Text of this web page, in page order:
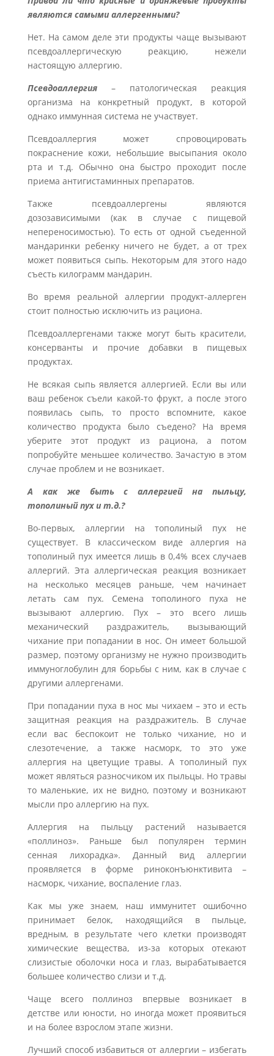
являются самыми аллергенными?
Нет. На самом деле эти продукты чаще вызывают
псевдоаллергическую реакцию, нежели
настоящую аллергию.
Псевдоаллергия– патологическая реакция
организма на конкретный продукт, в которой
однако иммунная система не участвует.
Псевдоаллергия может спровоцировать
покраснение кожи, небольшие высыпания около
рта и т.д. Обычно она быстро проходит после
приема антигистаминных препаратов.
Также псевдоаллергены являются
дозозависимыми (как в случае с пищевой
непереносимостью). То есть от одной съеденной
мандаринки ребенку ничего не будет, а от трех
может появиться сыпь. Некоторым для этого надо
съесть килограмм мандарин.
Во время реальной аллергии продукт-аллерген
стоит полностью исключить из рациона.
Псевдоаллергенами также могут быть красители,
консерванты и прочие добавки в пищевых
продуктах.
Не всякая сыпь является аллергией. Если вы или
ваш ребенок съели какой-то фрукт, а после этого
появилась сыпь, то просто вспомните, какое
количество продукта было съедено? На время
уберите этот продукт из рациона, а потом
попробуйте меньшее количество. Зачастую в этом
случае проблем и не возникает.
А как же быть с аллергией на пыльцу,
тополиный пух и т.д.?
Во-первых, аллергии на тополиный пух не
существует. В классическом виде аллергия на
тополиный пух имеется лишь в 0,4% всех случаев
аллергий. Эта аллергическая реакция возникает
на несколько месяцев раньше, чем начинает
летать сам пух. Семена тополиного пуха не
вызывают аллергию. Пух – это всего лишь
механический раздражитель, вызывающий
чихание при попадании в нос. Он имеет большой
размер, поэтому организму не нужно производить
иммуноглобулин для борьбы с ним, как в случае с
другими аллергенами.
При попадании пуха в нос мы чихаем – это и есть
защитная реакция на раздражитель. В случае
если вас беспокоит не только чихание, но и
слезотечение, а также насморк, то это уже
аллергия на цветущие травы. А тополиный пух
может являться разносчиком их пыльцы. Но травы
то маленькие, их не видно, поэтому и возникают
мысли про аллергию на пух.
Аллергия на пыльцу растений называется
«поллиноз». Раньше был популярен термин
сенная лихорадка». Данный вид аллергии
проявляется в форме риноконъюнктивита –
насморк, чихание, воспаление глаз.
Как мы уже знаем, наш иммунитет ошибочно
принимает белок, находящийся в пыльце,
вредным, в результате чего клетки производят
химические вещества, из-за которых отекают
слизистые оболочки носа и глаз, вырабатывается
большее количество слизи и т.д.
Чаще всего поллиноз впервые возникает в
детстве или юности, но иногда может проявиться
и на более взрослом этапе жизни.
Лучший способ избавиться от аллергии – избегать